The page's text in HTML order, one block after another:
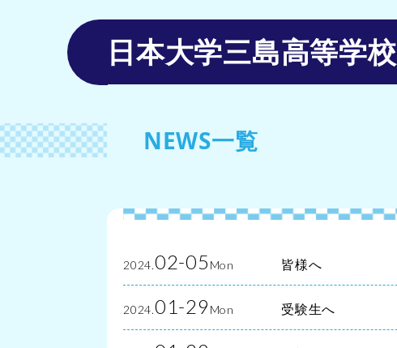
日本大学三島高等学校
NEWS一覧
2024.02-05 Mon 皆様へ
2024.01-29 Mon 受験生へ